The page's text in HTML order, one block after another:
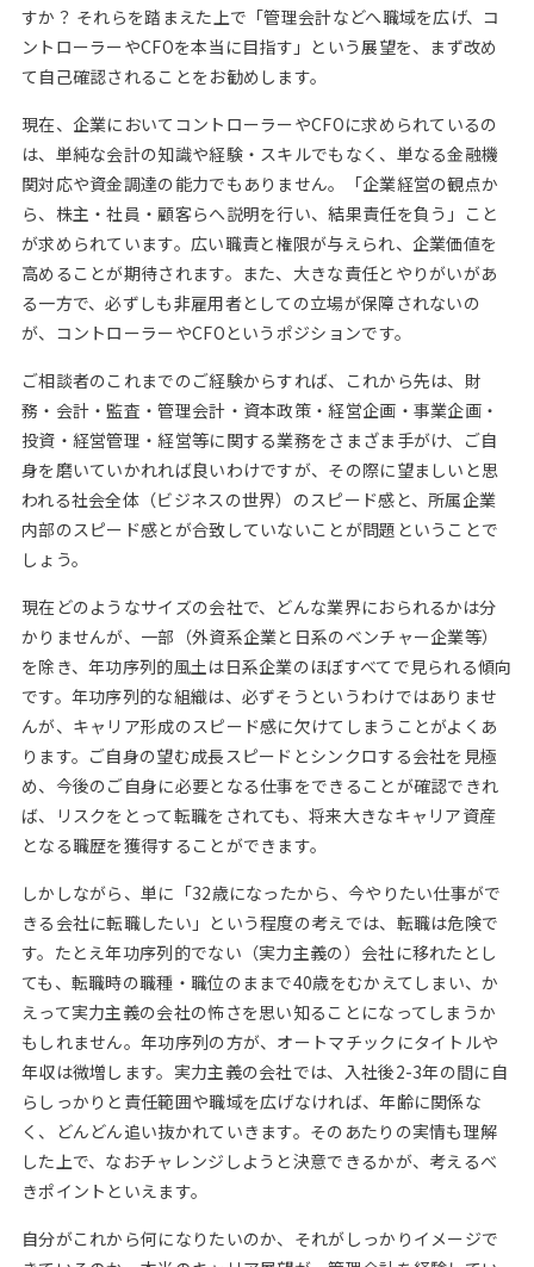
すか？ それらを踏まえた上で「管理会計などへ職域を広げ、コ
ントローラーやCFOを本当に目指す」という展望を、まず改め
て自己確認されることをお勧めします。
現在、企業においてコントローラーやCFOに求められているの
は、単純な会計の知識や経験・スキルでもなく、単なる金融機
関対応や資金調達の能力でもありません。「企業経営の観点か
ら、株主・社員・顧客らへ説明を行い、結果責任を負う」こと
が求められています。広い職責と権限が与えられ、企業価値を
高めることが期待されます。また、大きな責任とやりがいがあ
る一方で、必ずしも非雇用者としての立場が保障されないの
が、コントローラーやCFOというポジションです。
ご相談者のこれまでのご経験からすれば、これから先は、財
務・会計・監査・管理会計・資本政策・経営企画・事業企画・
投資・経営管理・経営等に関する業務をさまざま手がけ、ご自
身を磨いていかれれば良いわけですが、その際に望ましいと思
われる社会全体（ビジネスの世界）のスピード感と、所属企業
内部のスピード感とが合致していないことが問題ということで
しょう。
現在どのようなサイズの会社で、どんな業界におられるかは分
かりませんが、一部（外資系企業と日系のベンチャー企業等）
を除き、年功序列的風土は日系企業のほぼすべてで見られる傾向
です。年功序列的な組織は、必ずそうというわけではありませ
んが、キャリア形成のスピード感に欠けてしまうことがよくあ
ります。ご自身の望む成長スピードとシンクロする会社を見極
め、今後のご自身に必要となる仕事をできることが確認できれ
ば、リスクをとって転職をされても、将来大きなキャリア資産
となる職歴を獲得することができます。
しかしながら、単に「32歳になったから、今やりたい仕事がで
きる会社に転職したい」という程度の考えでは、転職は危険で
す。たとえ年功序列的でない（実力主義の）会社に移れたとし
ても、転職時の職種・職位のままで40歳をむかえてしまい、か
えって実力主義の会社の怖さを思い知ることになってしまうか
もしれません。年功序列の方が、オートマチックにタイトルや
年収は微増します。実力主義の会社では、入社後2-3年の間に自
らしっかりと責任範囲や職域を広げなければ、年齢に関係な
く、どんどん追い抜かれていきます。そのあたりの実情も理解
した上で、なおチャレンジしようと決意できるかが、考えるべ
きポイントといえます。
自分がこれから何になりたいのか、それがしっかりイメージで